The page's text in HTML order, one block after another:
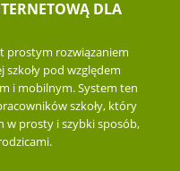
DLA
prostym rozwiązaniem
szkoły pod względem
i mobilnym. System ten
szkoły, który
w prosty i szybki sposób,